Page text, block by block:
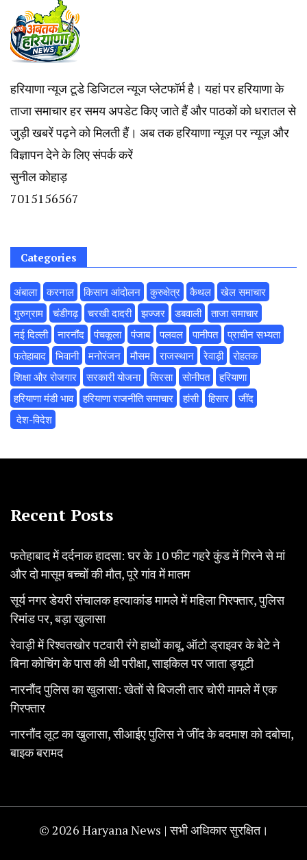
हरियाणा न्यूज टूडे डिजिटल न्यूज प्लेटफॉर्म है। यहां पर हरियाणा के
ताजा समाचार हर समय अपडेट किए जाते हैं और पाठकों को धरातल से
जुड़ी खबरें पढ़ने को मिलती हैं। अब तक हरियाणा न्यूज़ पर न्यूज़ और
विज्ञापन देने के लिए संपर्क करें
सुनील कोहाड़
7015156567
Categories
अंबाला करनाल किसान आंदोलन कुरुक्षेत्र कैथल
खेल समाचार
गुरुग्राम
चंडीगढ़ चरखी दादरी झज्जर डबवाली
ताजा समाचार
नई दिल्ली
नारनौंद पंचकूला पंजाब पलवल पानीपत
प्राचीन सभ्यता
फतेहाबाद
भिवानी मनोरंजन मौसम राजस्थान रेवाड़ी
रोहतक
शिक्षा और रोजगार
सरकारी योजना सिरसा सोनीपत
हरियाणा
हरियाणा मंडी भाव
हरियाणा राजनीति समाचार हांसी हिसार
‌जींद
‌ देश-विदेश
Recent Posts
फतेहाबाद में दर्दनाक हादसा: घर के 10 फीट गहरे कुंड में गिरने से मां
और दो मासूम बच्चों की मौत, पूरे गांव में मातम
सूर्य नगर डेयरी संचालक हत्याकांड मामले में महिला गिरफ्तार, पुलिस
रिमांड पर, बड़ा खुलासा
रेवाड़ी में रिश्वतखोर पटवारी रंगे हाथों काबू, ऑटो ड्राइवर के बेटे ने
बिना कोचिंग के पास की थी परीक्षा, साइकिल पर जाता ड्यूटी
नारनौंद पुलिस का खुलासा: खेतों से बिजली तार चोरी मामले में एक
गिरफ्तार
नारनौंद लूट का खुलासा, सीआईए पुलिस ने जींद के बदमाश को दबोचा,
बाइक बरामद
© 2026 Haryana News | सभी अधिकार सुरक्षित।